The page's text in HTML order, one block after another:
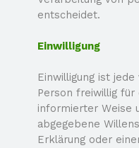
entscheidet.
Einwilligung
Einwilligung ist
Person freiwillig
informierter Weise
abgegebene
Erklärung oder